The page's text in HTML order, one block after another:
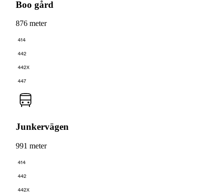
Boo gård
876 meter
414
442
442X
447
Junkervägen
991 meter
414
442
442X